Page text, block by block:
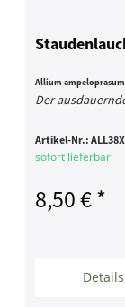
Allium
Der
Artikel-Nr.:ALL38X
sofort lieferbar
8,50 € *
Details